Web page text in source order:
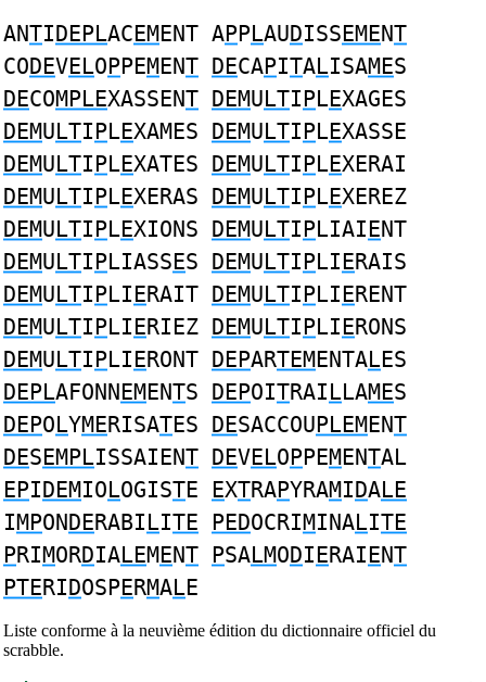
ANTIDEPLACEMENT APPLAUDISSEMENT
CODEVELOPPEMENT DECAPITALISAMES
DECOMPLEXASSENT DEMULTIPLEXAGES
DEMULTIPLEXAMES DEMULTIPLEXASSE
DEMULTIPLEXATES DEMULTIPLEXERAI
DEMULTIPLEXERAS DEMULTIPLEXEREZ
DEMULTIPLEXIONS DEMULTIPLIAIENT
DEMULTIPLIASSES DEMULTIPLIERAIS
DEMULTIPLIERAIT DEMULTIPLIERENT
DEMULTIPLIERIEZ DEMULTIPLIERONS
DEMULTIPLIERONT DEPARTEMENTALES
DEPLAFONNEMENTS DEPOITRAILLAMES
DEPOLYMERISATES DESACCOUPLEMENT
DESEMPLISSAIENT DEVELOPPEMENTAL
EPIDEMIOLOGISTE EXTRAPYRAMIDALE
IMPONDERABILITE PEDOCRIMINALITE
PRIMORDIALEMENT PSALMODIERAIENT
PTERIDOSPERMALE
Liste conforme à la neuvième édition du dictionnaire officiel du
scrabble.